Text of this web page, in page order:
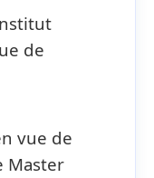
de
vue de
Master